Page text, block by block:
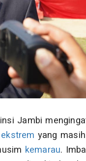
Jambi
yang
kemarau.